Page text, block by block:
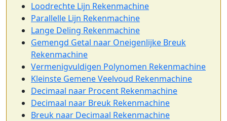
Loodrechte Lijn Rekenmachine
Parallelle Lijn Rekenmachine
Lange Deling Rekenmachine
Gemengd Getal naar Oneigenlijke Breuk
Rekenmachine
Vermenigvuldigen Polynomen Rekenmachine
Kleinste Gemene Veelvoud Rekenmachine
Decimaal naar Procent Rekenmachine
Decimaal naar Breuk Rekenmachine
Breuk naar Decimaal Rekenmachine